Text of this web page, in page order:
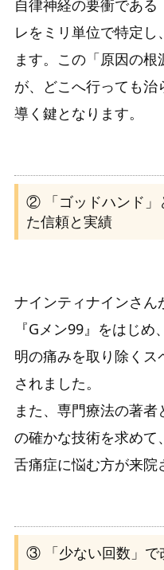
自律神経の要衝であ
レをミリ単位で特定し
ます。この「原因の
が、どこへ行っても
導く鍵となります。
② 「ゴッドハンド」
た信頼と実績
ナインティナインさん
『Gメン99』をはじ
明の痛みを取り除く
されました。
また、専門療法の著
の確かな技術を求めて
舌痛症に悩む方が来院
③ 「少ない回数」で